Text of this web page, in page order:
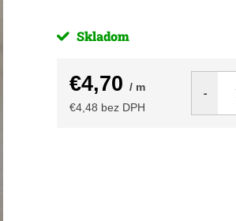
Skladom
€4,70 / m
€4,48 bez DPH